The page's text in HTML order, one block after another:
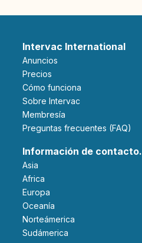
Intervac International
Anuncios
Precios
Cómo funciona
Sobre Intervac
Membresía
Preguntas frecuentes (FAQ)
Información de contacto.
Asia
Africa
Europa
Oceanía
Norteámerica
Sudámerica